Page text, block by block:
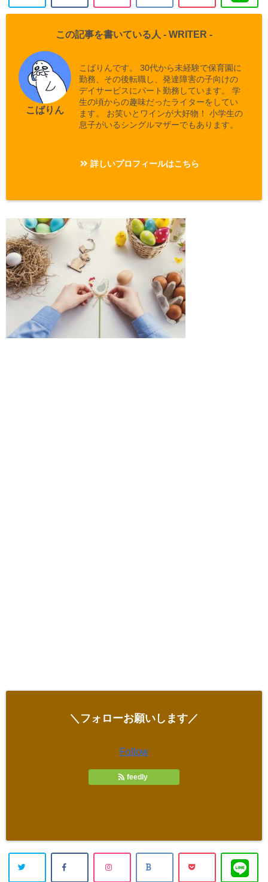
この記事を書いている人 - WRITER -
こばりん
こばりんです。 30代から未経験で保育園に
勤務、その後転職し、発達障害の子向けの
デイサービスにパート勤務しています。 学
生の頃からの趣味だったライターをしてい
ます。 お笑いとワインが大好物！ 小学生の
息子がいるシングルマザーでもあります。
詳しいプロフィールはこちら
＼フォローお願いします／
Follow
feedly